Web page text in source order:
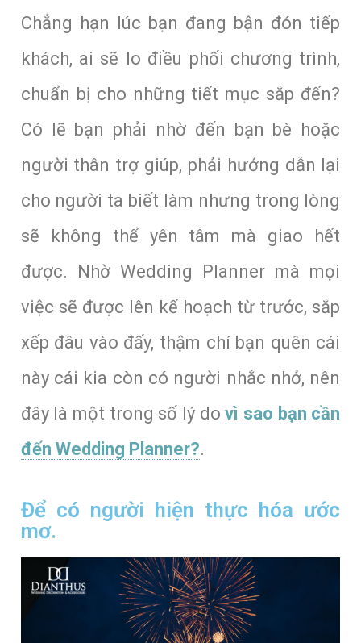
Chẳng hạn lúc bạn đang bận đón tiếp
khách, ai sẽ lo điều phối chương trình,
chuẩn bị cho những tiết mục sắp đến?
Có lẽ bạn phải nhờ đến bạn bè hoặc
người thân trợ giúp, phải hướng dẫn lại
cho người ta biết làm nhưng trong lòng
sẽ không thể yên tâm mà giao hết
được. Nhờ Wedding Planner mà mọi
việc sẽ được lên kế hoạch từ trước, sắp
xếp đâu vào đấy, thậm chí bạn quên cái
này cái kia còn có người nhắc nhở, nên
đây là một trong số lý dovì sao bạn cần
đến Wedding Planner?.
Để có người hiện thực hóa ước
mơ.